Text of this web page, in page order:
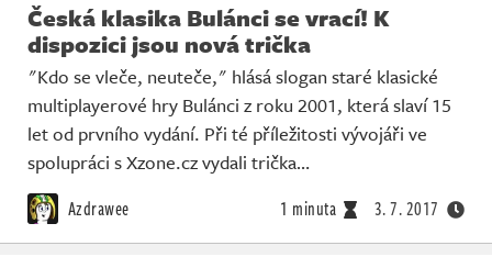
Česká klasika Bulánci se vrací! K
dispozici jsou nová trička
"Kdo se vleče, neuteče," hlásá slogan staré klasické
multiplayerové hry Bulánci z roku 2001, která slaví 15
let od prvního vydání. Při té příležitosti vývojáři ve
spolupráci s Xzone.cz vydali trička…
Azdrawee 1 minuta 3. 7. 2017